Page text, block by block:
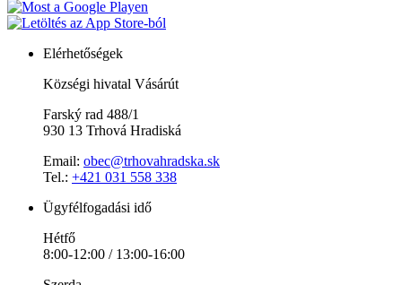
Elérhetőségek
Községi hivatal Vásárút
Farský rad 488/1
930 13 Trhová Hradiská
Email: obec@trhovahradska.sk
Tel.: +421 031 558 338
Ügyfélfogadási idő
Hétfő
8:00-12:00 / 13:00-16:00